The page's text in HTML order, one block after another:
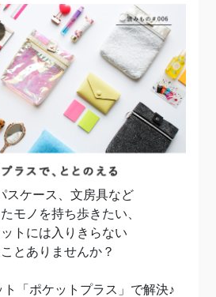
スケース、文房具など
モノを持ち歩きたい、
トには入りきらない
とありませんか？
「ポケットプラス」で解決♪